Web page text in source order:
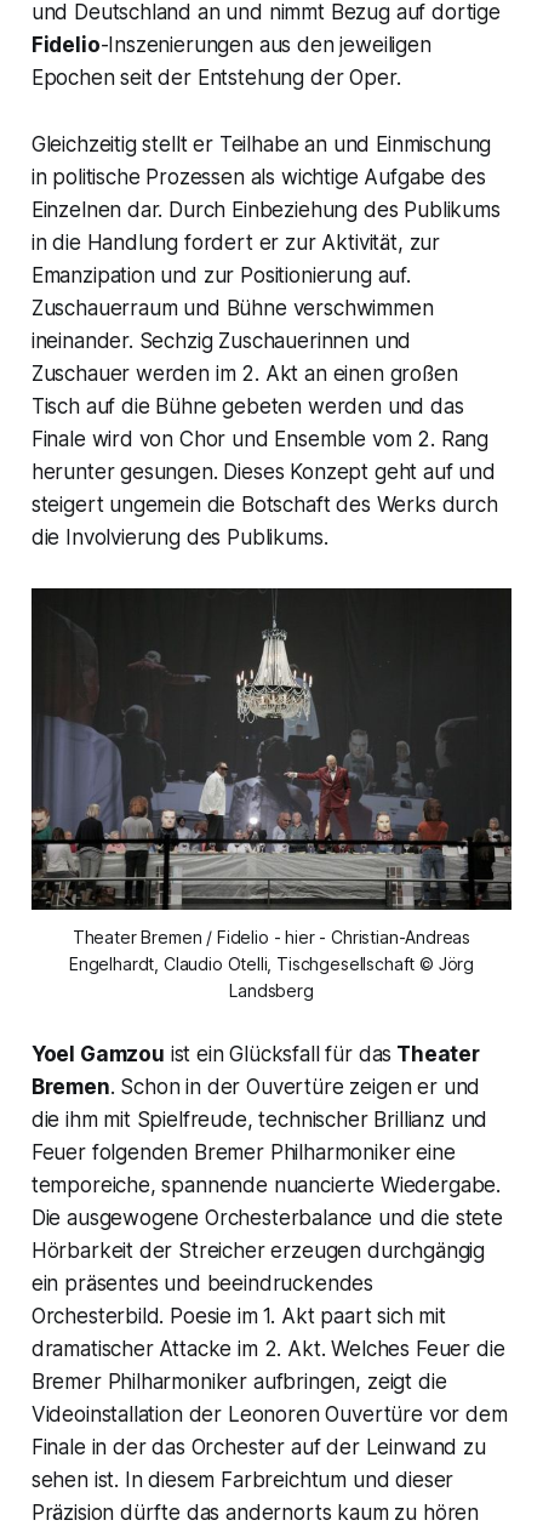
und Deutschland an und nimmt Bezug auf dortige
Fidelio-Inszenierungen aus den jeweiligen
Epochen seit der Entstehung der Oper.
Gleichzeitig stellt er Teilhabe an und Einmischung
in politische Prozessen als wichtige Aufgabe des
Einzelnen dar. Durch Einbeziehung des Publikums
in die Handlung fordert er zur Aktivität, zur
Emanzipation und zur Positionierung auf.
Zuschauerraum und Bühne verschwimmen
ineinander. Sechzig Zuschauerinnen und
Zuschauer werden im 2. Akt an einen großen
Tisch auf die Bühne gebeten werden und das
Finale wird von Chor und Ensemble vom 2. Rang
herunter gesungen. Dieses Konzept geht auf und
steigert ungemein die Botschaft des Werks durch
die Involvierung des Publikums.
Theater Bremen / Fidelio - hier - Christian-Andreas
Engelhardt, Claudio Otelli, Tischgesellschaft © Jörg
Landsberg
Yoel Gamzou ist ein Glücksfall für das Theater
Bremen. Schon in der Ouvertüre zeigen er und
die ihm mit Spielfreude, technischer Brillianz und
Feuer folgenden Bremer Philharmoniker eine
temporeiche, spannende nuancierte Wiedergabe.
Die ausgewogene Orchesterbalance und die stete
Hörbarkeit der Streicher erzeugen durchgängig
ein präsentes und beeindruckendes
Orchesterbild. Poesie im 1. Akt paart sich mit
dramatischer Attacke im 2. Akt. Welches Feuer die
Bremer Philharmoniker aufbringen, zeigt die
Videoinstallation der Leonoren Ouvertüre vor dem
Finale in der das Orchester auf der Leinwand zu
sehen ist. In diesem Farbreichtum und dieser
Präzision dürfte das andernorts kaum zu hören